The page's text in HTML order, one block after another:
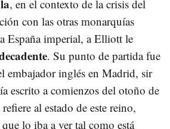
, en el contexto de la crisis del
con las otras monarquías
España imperial, a Elliott le
. Su punto de partida fue
embajador inglés en Madrid, sir
escrito a comienzos del otoño de
al estado de este reino,
lo iba a ver tal como está